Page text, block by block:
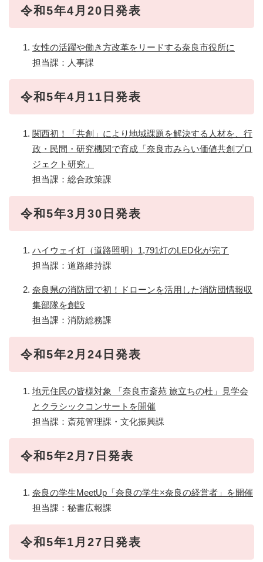
令和5年4月20日発表
女性の活躍や働き方改革をリードする奈良市役所に
担当課：人事課
令和5年4月11日発表
関西初！「共創」により地域課題を解決する人材を、行
政・民間・研究機関で育成「奈良市みらい価値共創プロ
ジェクト研究」
担当課：総合政策課
令和5年3月30日発表
ハイウェイ灯（道路照明）1,791灯のLED化が完了
担当課：道路維持課
奈良県の消防団で初！ドローンを活用した消防団情報収
集部隊を創設
担当課：消防総務課
令和5年2月24日発表
地元住民の皆様対象 「奈良市斎苑 旅立ちの杜」見学会
とクラシックコンサートを開催​
担当課：斎苑管理課・文化振興課
令和5年2月7日発表
奈良の学生MeetUp「奈良の学生×奈良の経営者」を開催​
担当課：秘書広報課
令和5年1月27日発表